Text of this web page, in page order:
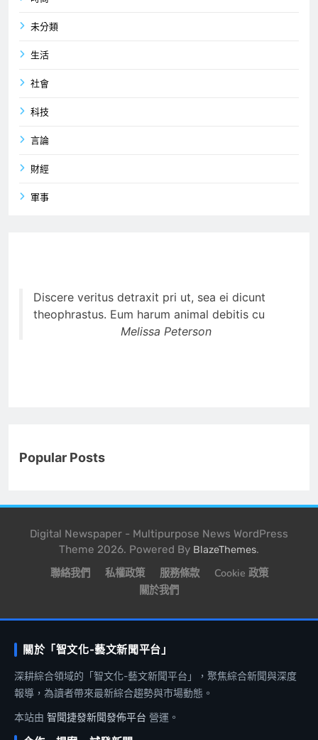
未分類
生活
社會
科技
言論
財經
軍事
Discere veritus detraxit pri ut, sea ei dicunt
theophrastus. Eum harum animal debitis cu
Melissa Peterson
Popular Posts
Digital Newspaper - Multipurpose News WordPress
Theme 2026. Powered By BlazeThemes.
聯絡我們 私權政策 服務條款
Cookie 政策
關於我們
關於「智文化-藝文新聞平台」
深耕綜合領域的「智文化-藝文新聞平台」，聚焦綜合新聞與深度
報導，為讀者帶來最新綜合趨勢與市場動態。
本站由 智聞捷發新聞發佈平台 營運。